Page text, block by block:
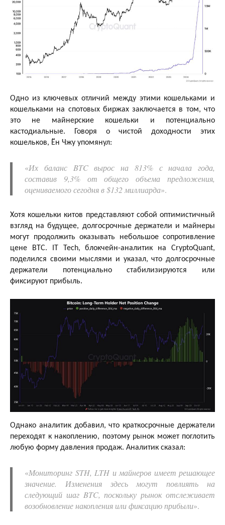
Одно из ключевых отличий между этими кошельками и
кошельками на спотовых биржах заключается в том, что
это не майнерские кошельки и потенциально
кастодиальные. Говоря о чистой доходности этих
кошельков, Ён Чжу упомянул:
«Их баланс BTC вырос на 813% с начала года,
составив 9,3% от общего объема предложения,
оцениваемого сегодня в $132 миллиарда».
Хотя кошельки китов представляют собой оптимистичный
взгляд на будущее, долгосрочные держатели и майнеры
могут продолжить оказывать небольшое сопротивление
цене BTC. IT Tech, блокчейн-аналитик на CryptoQuant,
поделился своими мыслями и указал, что долгосрочные
держатели потенциально стабилизируются или
фиксируют прибыль.
Однако аналитик добавил, что краткосрочные держатели
переходят к накоплению, поэтому рынок может поглотить
любую форму давления продаж. Аналитик сказал:
«Мониторинг STH, LTH и майнеров имеет решающее
значение. Изменения здесь могут повлиять на
следующий шаг BTC, поскольку рынок отслеживает
возобновление накопления или фиксацию прибыли».